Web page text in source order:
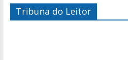
Tribuna do Leitor